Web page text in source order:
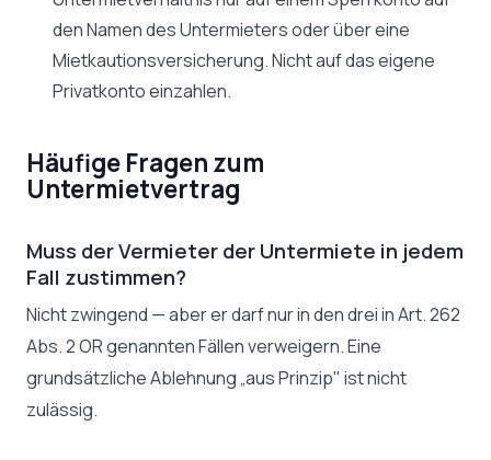
den Namen des Untermieters oder über eine
Mietkautionsversicherung.Nichtauf das eigene
Privatkonto einzahlen.
Häufige Fragen zum
Untermietvertrag
Muss der Vermieter der Untermiete in jedem
Fall zustimmen?
Nicht zwingend — aber er darf nur in den drei in Art. 262
Abs. 2 OR genannten Fällen verweigern. Eine
grundsätzliche Ablehnung „aus Prinzip" ist nicht
zulässig.